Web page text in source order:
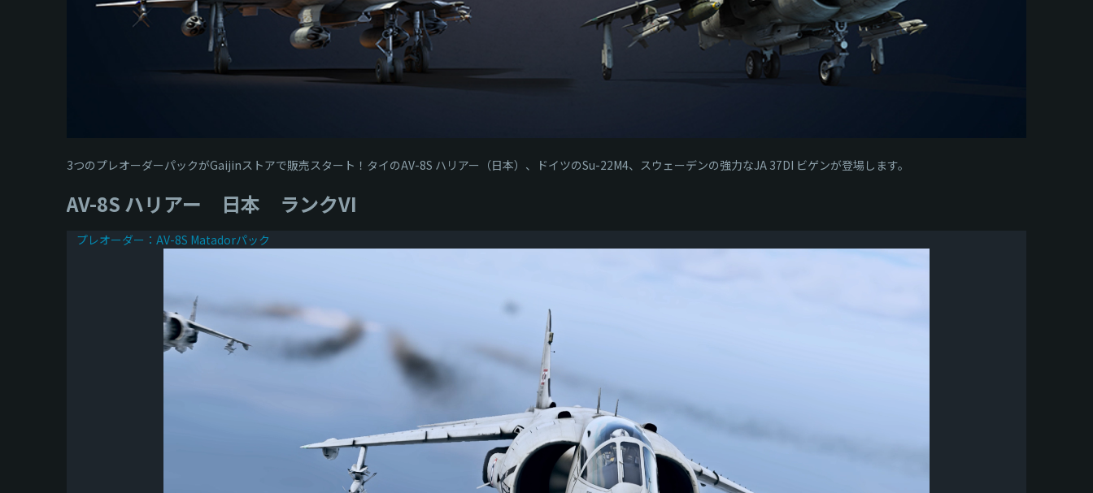
3つのプレオーダーパックがGaijinストアで販売スタート！タイのAV-8S ハリアー（日本）、ドイツのSu-22M4、スウェーデンの強力なJA 37DI ビゲンが登場します。
AV-8S ハリアー 日本 ランクVI
プレオーダー：AV-8S Matadorパック